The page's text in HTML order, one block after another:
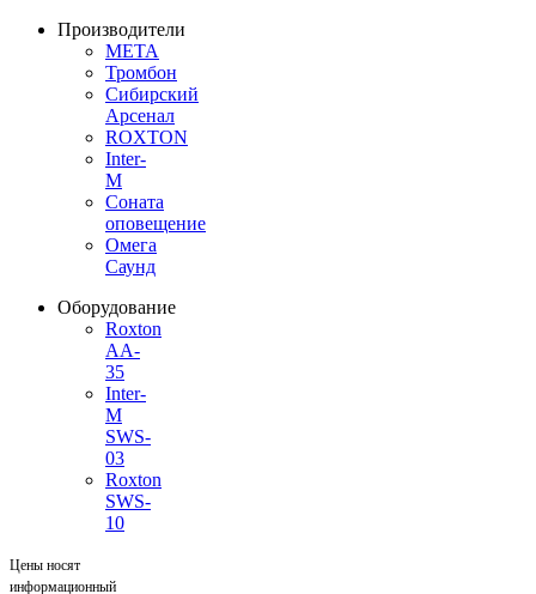
Производители
МЕТА
Тромбон
Сибирский
Арсенал
ROXTON
Inter-
M
Соната
оповещение
Омега
Саунд
Оборудование
Roxton
AA-
35
Inter-
M
SWS-
03
Roxton
SWS-
10
Цены носят
информационный